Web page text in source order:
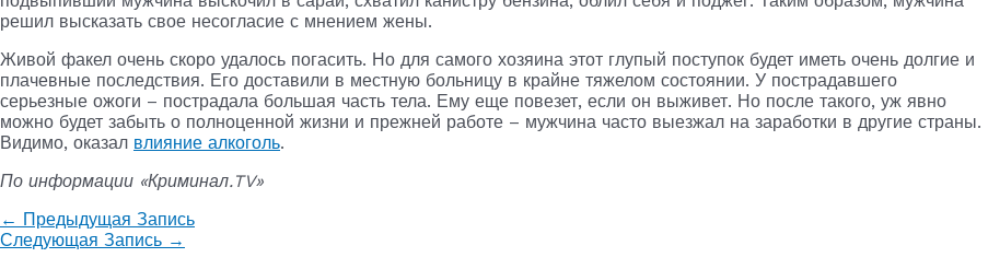
решил высказать свое несогласие с мнением жены.
Живой факел очень скоро удалось погасить. Но для самого хозяина этот глупый поступок будет иметь очень долгие и
плачевные последствия. Его доставили в местную больницу в крайне тяжелом состоянии. У пострадавшего
серьезные ожоги – пострадала большая часть тела. Ему еще повезет, если он выживет. Но после такого, уж явно
можно будет забыть о полноценной жизни и прежней работе – мужчина часто выезжал на заработки в другие страны.
Видимо, оказал влияние алкоголь.
По информации «Криминал.TV»
← Предыдущая Запись
Следующая Запись →